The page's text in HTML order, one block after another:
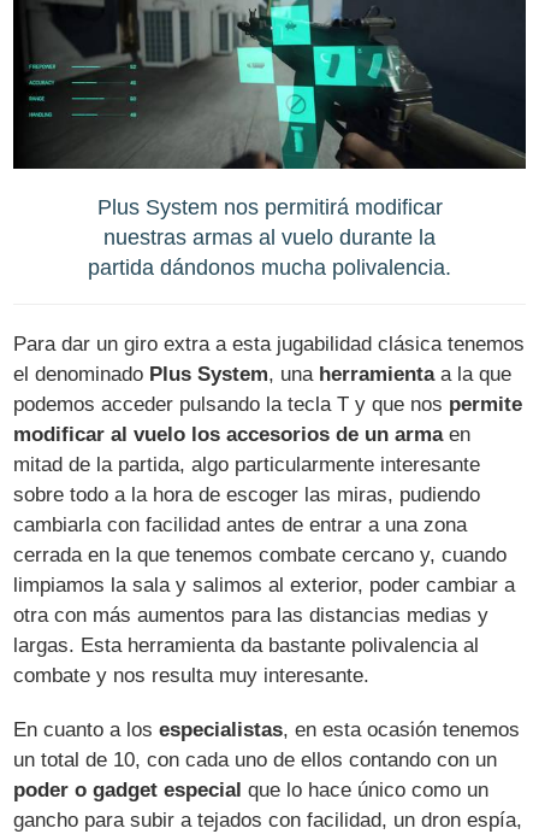
Plus System nos permitirá modificar
nuestras armas al vuelo durante la
partida dándonos mucha polivalencia.
Para dar un giro extra a esta jugabilidad clásica tenemos
el denominado Plus System, una herramientaa la que
podemos acceder pulsando la tecla T y que nos permite
modificar al vuelo los accesorios de un armaen
mitad de la partida, algo particularmente interesante
sobre todo a la hora de escoger las miras, pudiendo
cambiarla con facilidad antes de entrar a una zona
cerrada en la que tenemos combate cercano y, cuando
limpiamos la sala y salimos al exterior, poder cambiar a
otra con más aumentos para las distancias medias y
largas. Esta herramienta da bastante polivalencia al
combate y nos resulta muy interesante.
En cuanto a losespecialistas, en esta ocasión tenemos
un total de 10, con cada uno de ellos contando con un
poder o gadget especial que lo hace único como un
gancho para subir a tejados con facilidad, un dron espía,